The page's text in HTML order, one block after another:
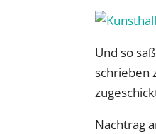
Und so
schrieben
Nachtrag